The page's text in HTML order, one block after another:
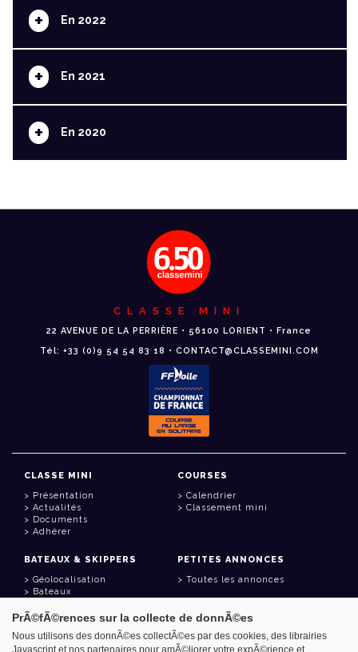
+ En 2022
+ En 2021
+ En 2020
CLASSE MINI
22 AVENUE DE LA PERRIÈRE • 56100 LORIENT • France
Tél: +33 (0)9 54 54 83 18 • CONTACT@CLASSEMINI.COM
CLASSE MINI
Présentation
Actualités
Documents
Adhérer
COURSES
Calendrier
Classement mini
BATEAUX & SKIPPERS
Géolocalisation
Bateaux
PETITES ANNONCES
Toutes les annonces
LIENS UTILES
PrÃ©fÃ©rences sur la collecte de donnÃ©es
Nous utilisons des donnÃ©es collectÃ©es par des cookies, des librairies
Javascript et nos partenaires pour amÃ©liorer votre expÃ©rience et